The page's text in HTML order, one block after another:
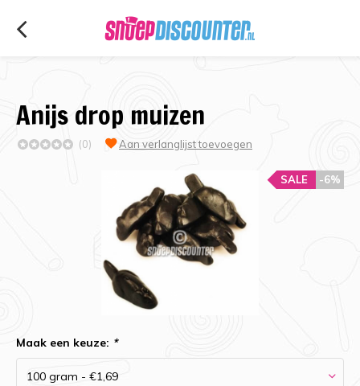
Anijs drop muizen
(0) Aan verlanglijst toevoegen
-6%
SALE
Maak een keuze: *